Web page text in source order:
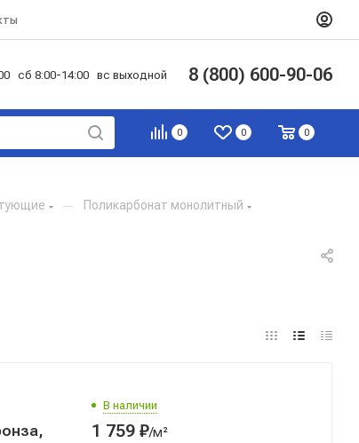
сб 8:00-14:00 вс выходной 8 (800) 600-90-06
0 0 0
— Поликарбонат монолитный
В наличии
1 759 ₽/м²